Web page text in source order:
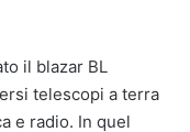
il blazar BL
telescopi a terra
e radio. In quel